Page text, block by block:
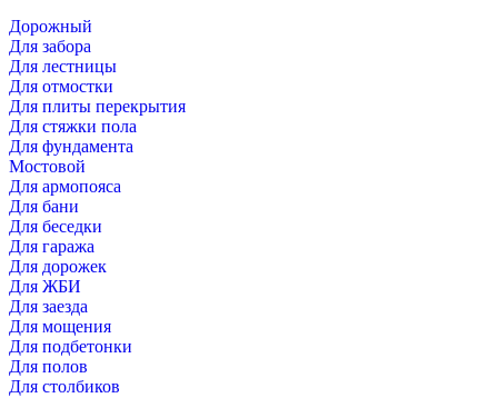
Дорожный
Для забора
Для лестницы
Для отмостки
Для плиты перекрытия
Для стяжки пола
Для фундамента
Мостовой
Для армопояса
Для бани
Для беседки
Для гаража
Для дорожек
Для ЖБИ
Для заезда
Для мощения
Для подбетонки
Для полов
Для столбиков